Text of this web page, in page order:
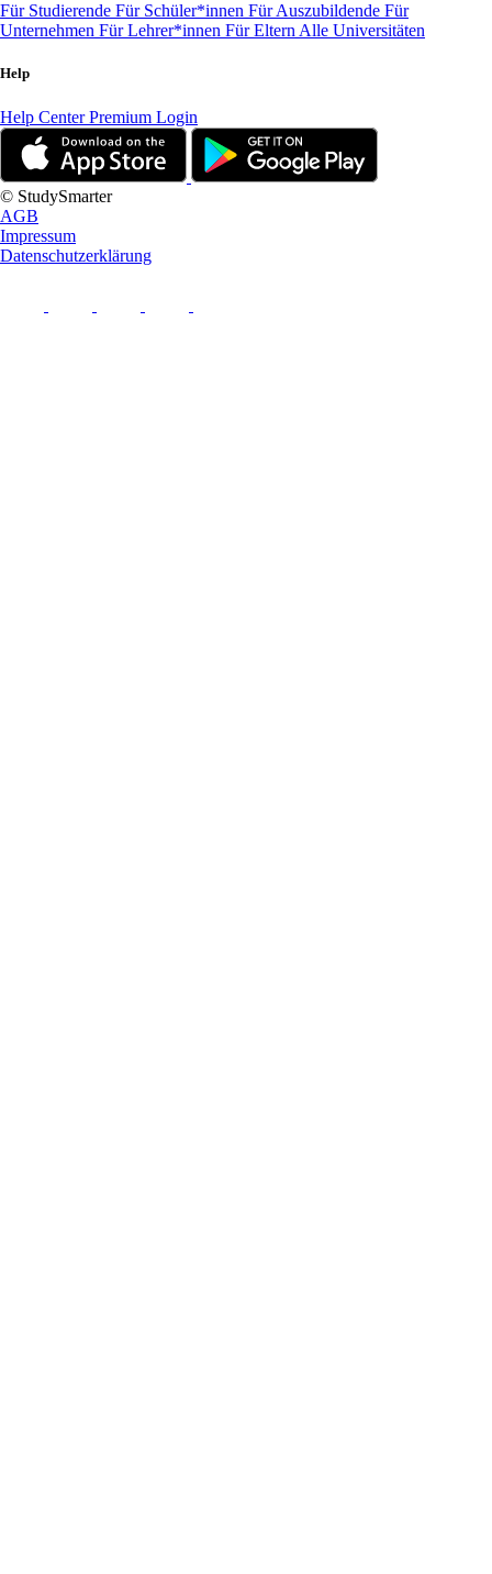
Für Studierende Für Schüler*innen Für Auszubildende Für
Unternehmen Für Lehrer*innen Für Eltern Alle Universitäten
Help
Help CenterPremium Login
© StudySmarter
AGB
Impressum
Datenschutzerklärung